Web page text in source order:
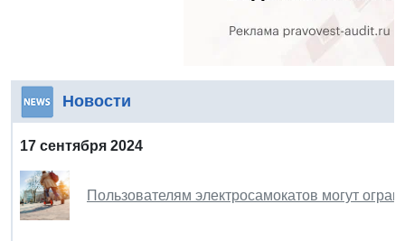
Новости
17 сентября 2024
Пользователям электросамокатов могут